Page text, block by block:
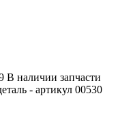
В наличии запчасти
- артикул 00530